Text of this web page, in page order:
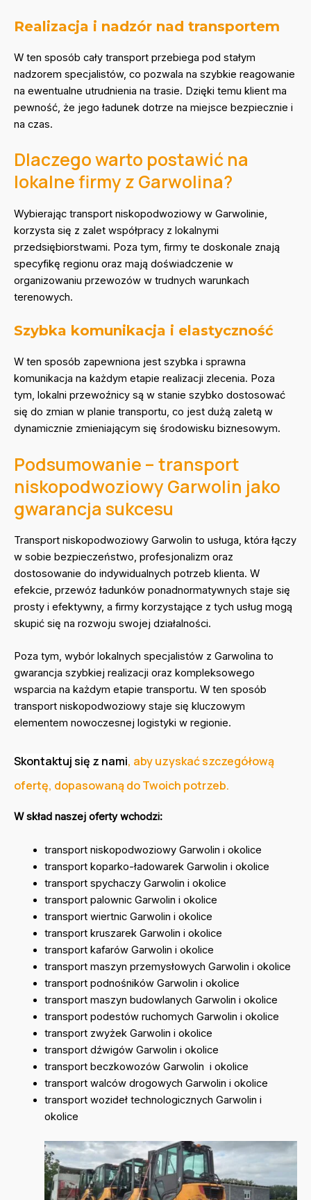
Realizacja i nadzór nad transportem
W ten sposób cały transport przebiega pod stałym
nadzorem specjalistów, co pozwala na szybkie reagowanie
na ewentualne utrudnienia na trasie. Dzięki temu klient ma
pewność, że jego ładunek dotrze na miejsce bezpiecznie i
na czas.
Dlaczego warto postawić na
lokalne firmy z Garwolina?
Wybierając transport niskopodwoziowy w Garwolinie,
korzysta się z zalet współpracy z lokalnymi
przedsiębiorstwami. Poza tym, firmy te doskonale znają
specyfikę regionu oraz mają doświadczenie w
organizowaniu przewozów w trudnych warunkach
terenowych.
Szybka komunikacja i elastyczność
W ten sposób zapewniona jest szybka i sprawna
komunikacja na każdym etapie realizacji zlecenia. Poza
tym, lokalni przewoźnicy są w stanie szybko dostosować
się do zmian w planie transportu, co jest dużą zaletą w
dynamicznie zmieniającym się środowisku biznesowym.
Podsumowanie – transport
niskopodwoziowy Garwolin jako
gwarancja sukcesu
Transport niskopodwoziowy Garwolin to usługa, która łączy
w sobie bezpieczeństwo, profesjonalizm oraz
dostosowanie do indywidualnych potrzeb klienta. W
efekcie, przewóz ładunków ponadnormatywnych staje się
prosty i efektywny, a firmy korzystające z tych usług mogą
skupić się na rozwoju swojej działalności.
Poza tym, wybór lokalnych specjalistów z Garwolina to
gwarancja szybkiej realizacji oraz kompleksowego
wsparcia na każdym etapie transportu. W ten sposób
transport niskopodwoziowy staje się kluczowym
elementem nowoczesnej logistyki w regionie.
Skontaktuj się z nami, aby uzyskać szczegółową
ofertę, dopasowaną do Twoich potrzeb.
W skład naszej oferty wchodzi:
transport niskopodwoziowy Garwolin i okolice
transport koparko-ładowarek Garwolin i okolice
transport spychaczy Garwolin i okolice
transport palownic Garwolin i okolice
transport wiertnic Garwolin i okolice
transport kruszarek Garwolin i okolice
transport kafarów Garwolin i okolice
transport maszyn przemysłowych Garwolin i okolice
transport podnośników Garwolin i okolice
transport maszyn budowlanych Garwolin i okolice
transport podestów ruchomych Garwolin i okolice
transport zwyżek Garwolin i okolice
transport dźwigów Garwolin i okolice
transport beczkowozów Garwolin i okolice
transport walców drogowych Garwolin i okolice
transport wozideł technologicznych Garwolin i
okolice